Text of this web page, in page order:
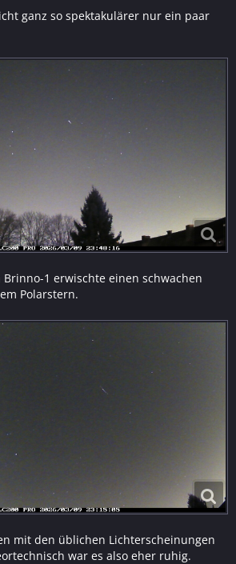
ganz so spektakulärer nur ein paar
Brinno-1 erwischte einen schwachen
Polarstern.
mit den üblichen Lichterscheinungen
war es also eher ruhig.